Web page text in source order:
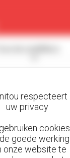
respecteert
uw privacy
cookies
goede werking
onze website te